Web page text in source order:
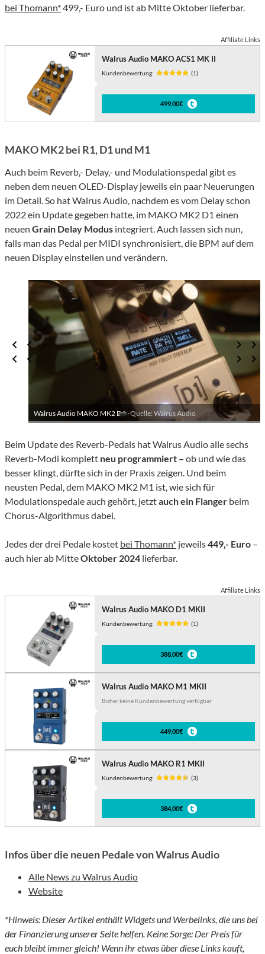
bei Thomann*499,- Euro und ist ab Mitte Oktober lieferbar.
Affiliate Links
Walrus Audio MAKO ACS1 MK II
Kundenbewertung: (1)
499,00€
MAKO MK2 bei R1, D1 und M1
Auch beim Reverb,- Delay,- und Modulationspedal gibt es
neben dem neuen OLED-Display jeweils ein paar Neuerungen
im Detail. So hat Walrus Audio, nachdem es vom Delay schon
2022 ein Update gegeben hatte, im MAKO MK2 D1 einen
neuen Grain Delay Modus integriert. Auch lassen sich nun,
falls man das Pedal per MIDI synchronisiert, die BPM auf dem
neuen Display einstellen und verändern.
Walrus Audio MAKO MK2 D1 ·Quelle: Walrus Audio
Beim Update des Reverb-Pedals hat Walrus Audio alle sechs
Reverb-Modi komplett neu programmiert – ob und wie das
besser klingt, dürfte sich in der Praxis zeigen. Und beim
neusten Pedal, dem MAKO MK2 M1 ist, wie sich für
Modulationspedale auch gehört, jetztauch ein Flanger beim
Chorus-Algorithmus dabei.
Jedes der drei Pedale kostet bei Thomann* jeweils449,- Euro –
auch hier ab MitteOktober 2024 lieferbar.
Affiliate Links
Walrus Audio MAKO D1 MKII
Kundenbewertung: (1)
388,00€
Walrus Audio MAKO M1 MKII
Bisher keine Kundenbewertung verfügbar
449,00€
Walrus Audio MAKO R1 MKII
Kundenbewertung: (3)
384,00€
Infos über die neuen Pedale von Walrus Audio
Alle News zu Walrus Audio
Website
*Hinweis: Dieser Artikel enthält Widgets und Werbelinks, die uns bei
der Finanzierung unserer Seite helfen. Keine Sorge: Der Preis für
euch bleibt immer gleich! Wenn ihr etwas über diese Links kauft,